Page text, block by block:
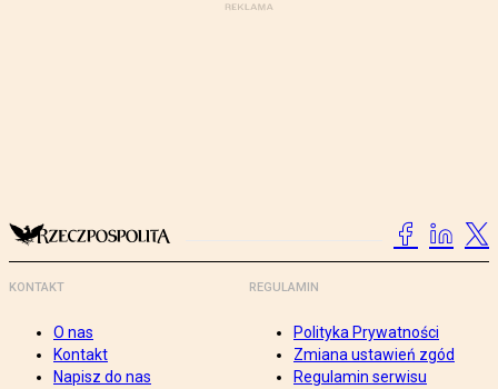
KONTAKT
O nas
Kontakt
Napisz do nas
REGULAMIN
Polityka Prywatności
Zmiana ustawień zgód
Regulamin serwisu